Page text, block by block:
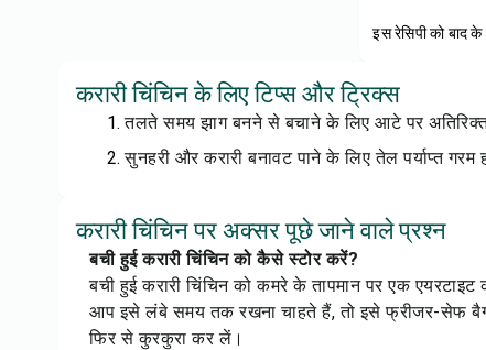
इस रेसिपी को बाद
करारी चिंचिन के लिए टिप्स और ट्रिक्स
तलते समय झाग बनने से बचाने के लिए आटे पर
सुनहरी और करारी बनावट पाने के लिए तेल पर्याप्त गरम
करारी चिंचिन पर अक्सर पूछे जाने वाले प्रश्न
बची हुई करारी चिंचिन को कैसे स्टोर करें?
बची हुई करारी चिंचिन को कमरे के तापमान पर एक
आप इसे लंबे समय तक रखना चाहते हैं, तो इसे फ्रीजर-सेफ
फिर से कुरकुरा कर लें।